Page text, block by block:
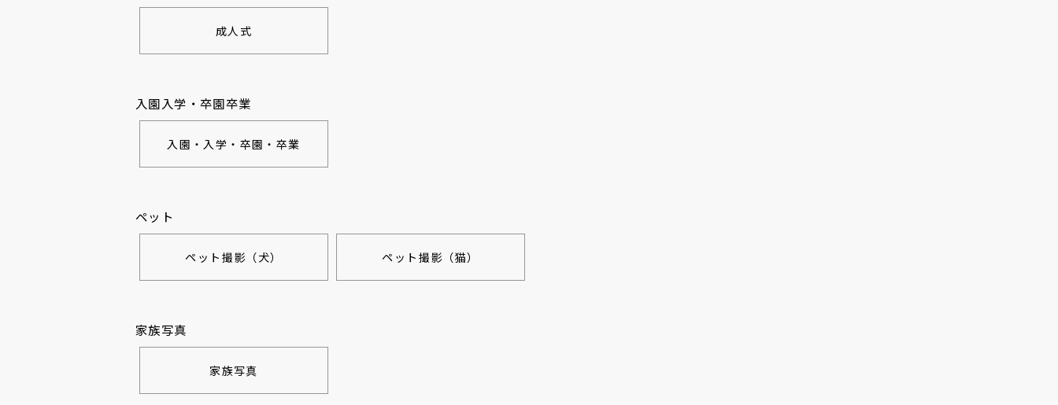
成人式
入園入学・卒園卒業
入園・入学・卒園・卒業
ペット
ペット撮影（犬） ペット撮影（猫）
家族写真
家族写真